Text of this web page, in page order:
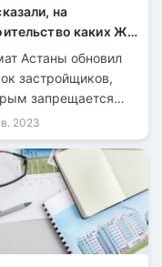
на
каких ЖК
привлекать
Астаны обновил
застройщиков,
запрещается
средства
В данный
попали больше 100
компаний.
2023